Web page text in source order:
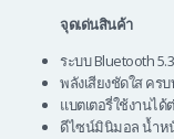
จุดเด่นสินค้า
ระบบ Bluetooth
พลังเสียงชัดใส คร
แบตเตอรี่ใช้งานได้
ดีไซน์มินิมอล น้ำห